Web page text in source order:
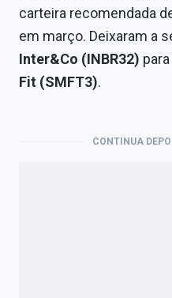
Economia
Brasil
carteira recomendada
em março. Deixaram a
Inter&Co (INBR32)
Fit (SMFT3).
CONTINUA